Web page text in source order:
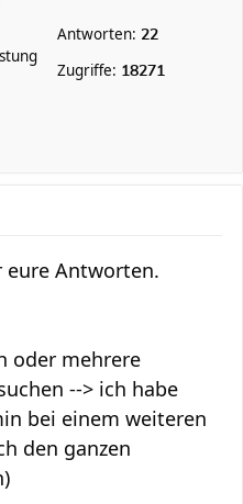
Antworten: 22
Zugriffe: 18271
eure Antworten.
oder mehrere
--> ich habe
bei einem weiteren
den ganzen